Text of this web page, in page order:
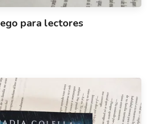
para lectores